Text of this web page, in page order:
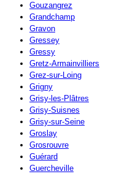
Gouzangrez
Grandchamp
Gravon
Gressey
Gressy
Gretz-Armainvilliers
Grez-sur-Loing
Grigny
Grisy-les-Plâtres
Grisy-Suisnes
Grisy-sur-Seine
Groslay
Grosrouvre
Guérard
Guercheville